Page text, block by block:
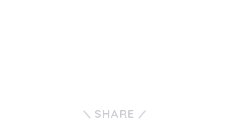
SHARE